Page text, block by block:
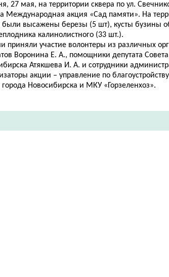
27 мая, на территории сквера по ул.
Международная акция «Сад памяти». На
высажены березы (5 шт), кусты бузины
калинолистного (33 шт.).
приняли участие волонтеры из различных
Воронина Е. А., помощники депутата Совета
Атякшева И. А. и сотрудники
акции – управление по
Новосибирска и МКУ «Горзеленхоз».